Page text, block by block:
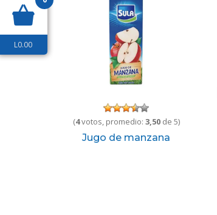
(4votos, promedio: 3,50de 5)
Jugo de manzana
L0.00